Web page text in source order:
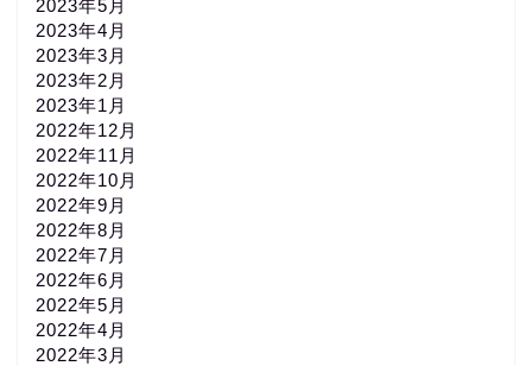
2023年5月
2023年4月
2023年3月
2023年2月
2023年1月
2022年12月
2022年11月
2022年10月
2022年9月
2022年8月
2022年7月
2022年6月
2022年5月
2022年4月
2022年3月